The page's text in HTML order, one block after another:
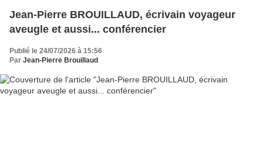
Jean-Pierre BROUILLAUD, écrivain voyageur
aveugle et aussi... conférencier
Publié le 24/07/2026 à 15:56
Par Jean-Pierre Brouillaud